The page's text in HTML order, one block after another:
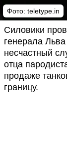
Фото: teletype.in
Силовики
генерала
несчастный
отца
продаже
границу.